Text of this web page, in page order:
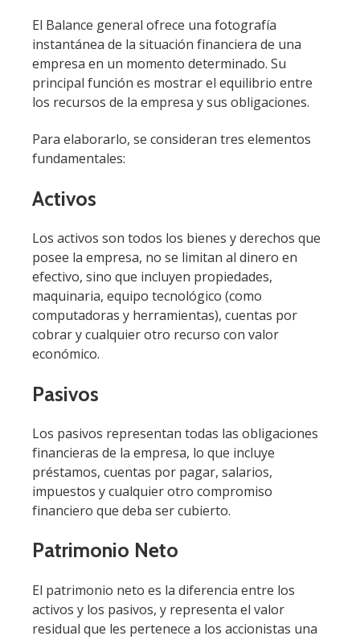
El Balance general ofrece una fotografía
instantánea de la situación financiera de una
empresa en un momento determinado. Su
principal función es mostrar el equilibrio entre
los recursos de la empresa y sus obligaciones.
Para elaborarlo, se consideran tres elementos
fundamentales:
Activos
Los activos son todos los bienes y derechos que
posee la empresa, no se limitan al dinero en
efectivo, sino que incluyen propiedades,
maquinaria, equipo tecnológico (como
computadoras y herramientas), cuentas por
cobrar y cualquier otro recurso con valor
económico.
Pasivos
Los pasivos representan todas las obligaciones
financieras de la empresa, lo que incluye
préstamos, cuentas por pagar, salarios,
impuestos y cualquier otro compromiso
financiero que deba ser cubierto.
Patrimonio Neto
El patrimonio neto es la diferencia entre los
activos y los pasivos, y representa el valor
residual que les pertenece a los accionistas una